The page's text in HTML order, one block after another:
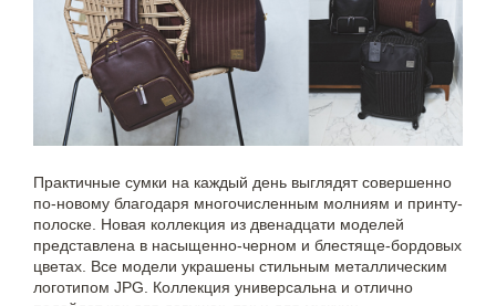
Практичные сумки на каждый день выглядят совершенно
по-новому благодаря многочисленным молниям и принту-
полоске. Новая коллекция из двенадцати моделей
представлена в насыщенно-черном и блестяще-бордовых
цветах. Все модели украшены стильным металлическим
логотипом JPG. Коллекция универсальна и отлично